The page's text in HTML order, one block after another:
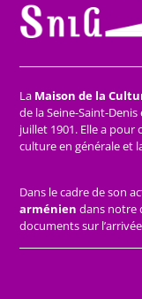
La Maison de la
de la Seine-Saint-
juillet 1901. Elle a pour
culture en générale et
Dans le cadre de son
arménien dans notre
documents sur